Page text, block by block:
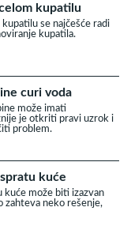
kupatilu
se najčešće radi
kupatila.
curi voda
može imati
je otkriti pravi uzrok i
problem.
kuće
kuće može biti izazvan
zahteva neko rešenje,